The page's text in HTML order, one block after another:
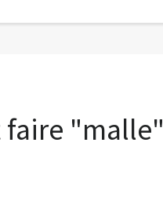
faire "malle"